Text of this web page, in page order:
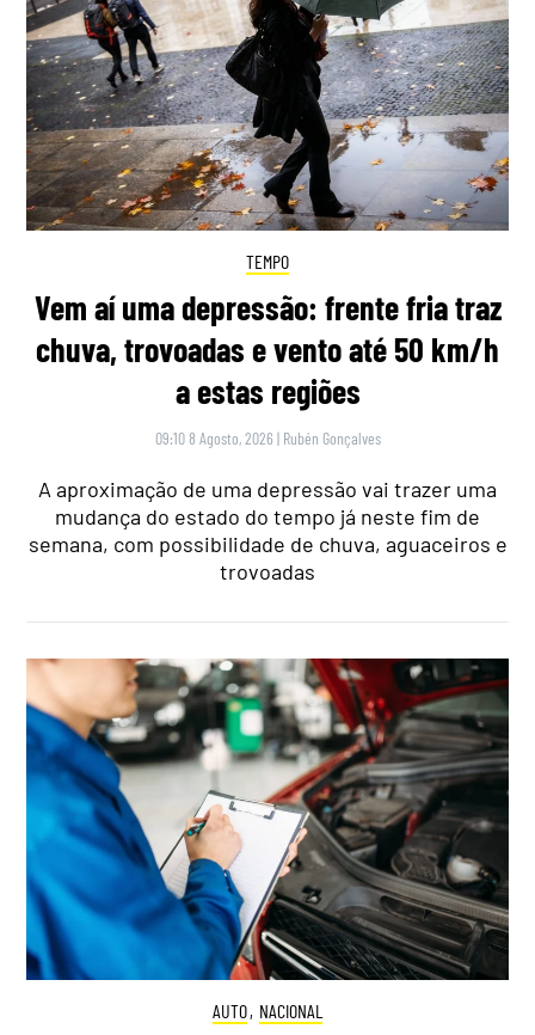
TEMPO
Vem aí uma depressão: frente fria traz
chuva, trovoadas e vento até 50 km/h
a estas regiões
09:10 8 Agosto, 2026 | Rubén Gonçalves
A aproximação de uma depressão vai trazer uma
mudança do estado do tempo já neste fim de
semana, com possibilidade de chuva, aguaceiros e
trovoadas
AUTO, NACIONAL